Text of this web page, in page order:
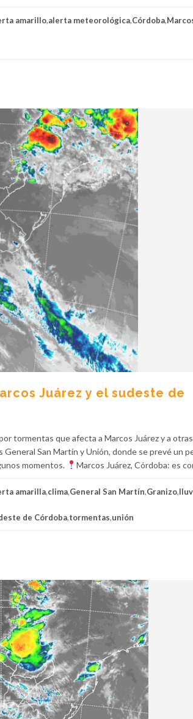
amarillo,alerta meteorológica,Córdoba,
Juárez y el sudeste de
tormentas que afecta a Marcos Juárez y a
San Martín y Unión, donde se prevé un
momentos.
Marcos Juárez, Córdoba: es
amarilla,clima,General San Martín,Granizo,
de Córdoba,tormentas,unión